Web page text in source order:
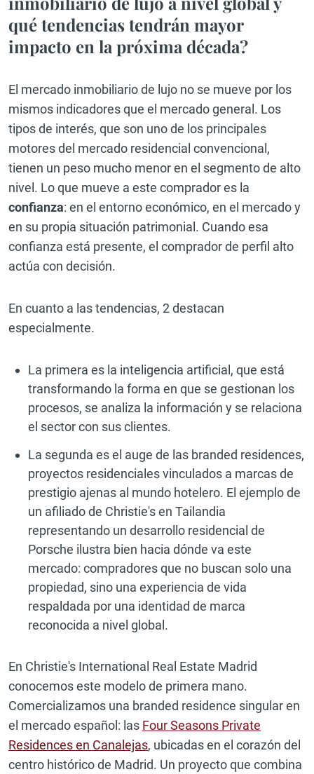
qué tendencias tendrán mayor
impacto en la próxima década?
El mercado inmobiliario de lujo no se mueve por los
mismos indicadores que el mercado general. Los
tipos de interés, que son uno de los principales
motores del mercado residencial convencional,
tienen un peso mucho menor en el segmento de alto
nivel. Lo que mueve a este comprador es la
confianza: en el entorno económico, en el mercado y
en su propia situación patrimonial. Cuando esa
confianza está presente, el comprador de perfil alto
actúa con decisión.
En cuanto a las tendencias, 2 destacan
especialmente.
La primera es la inteligencia artificial, que está
transformando la forma en que se gestionan los
procesos, se analiza la información y se relaciona
el sector con sus clientes.
La segunda es el auge de las branded residences,
proyectos residenciales vinculados a marcas de
prestigio ajenas al mundo hotelero. El ejemplo de
un afiliado de Christie's en Tailandia
representando un desarrollo residencial de
Porsche ilustra bien hacia dónde va este
mercado: compradores que no buscan solo una
propiedad, sino una experiencia de vida
respaldada por una identidad de marca
reconocida a nivel global.
En Christie's International Real Estate Madrid
conocemos este modelo de primera mano.
Comercializamos una branded residence singular en
el mercado español: las Four Seasons Private
Residences en Canalejas, ubicadas en el corazón del
centro histórico de Madrid. Un proyecto que combina